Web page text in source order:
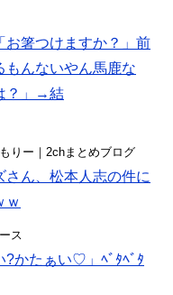
お箸つけますか？」前
もんないやん馬鹿な
？」→結
りー｜2chまとめブログ
さん、松本人志の件に
ｗ
ス
かたぁい♡」ﾍﾞﾀﾍﾞﾀ